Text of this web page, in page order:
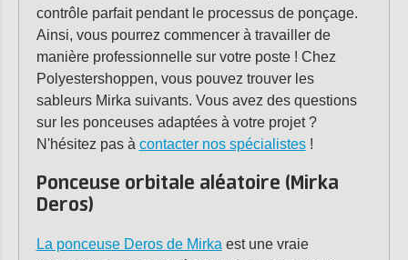
contrôle parfait pendant le processus de ponçage.
Ainsi, vous pourrez commencer à travailler de
manière professionnelle sur votre poste ! Chez
Polyestershoppen, vous pouvez trouver les
sableurs Mirka suivants. Vous avez des questions
sur les ponceuses adaptées à votre projet ?
N'hésitez pas à contacter nos spécialistes!
Ponceuse orbitale aléatoire (Mirka
Deros)
La ponceuse Deros de Mirka est une vraie